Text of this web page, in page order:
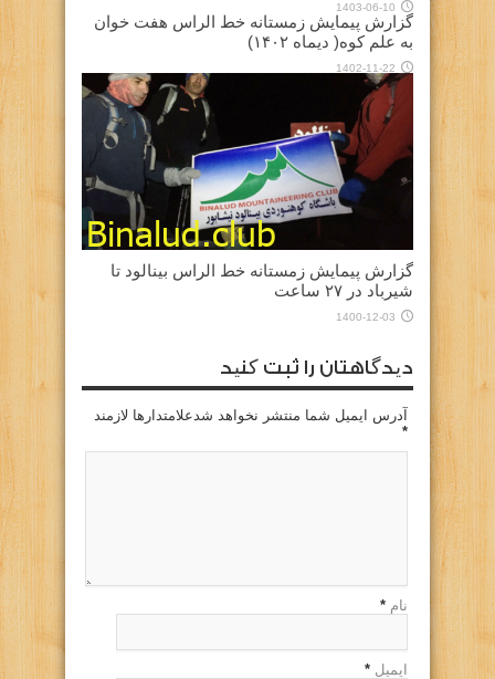
1403-06-10
گزارش پیمایش زمستانه خط الراس هفت خوان
به علم کوه( دیماه ۱۴۰۲)
1402-11-22
گزارش پیمایش زمستانه خط الراس بینالود تا
شیرباد در ۲۷ ساعت
1400-12-03
دیدگاهتان را ثبت کنید
آدرس ایمیل شما منتشر نخواهد شدعلامتدارها لازمند
*
نام *
ایمیل *